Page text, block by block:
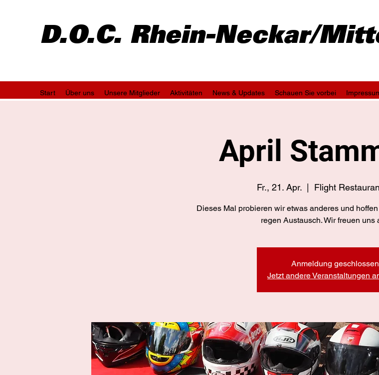
D.O.C. Rhein-Neckar/
Start Über uns Unsere Mitglieder Aktivitäten News & Updates Schauen Sie vorbei
April
Fr., 21. Apr. Flight
Dieses Mal probieren wir etwas anderes und
regen Austausch. Wir freuen uns
Anmeldung geschlossen
Jetzt andere Veranstaltungen